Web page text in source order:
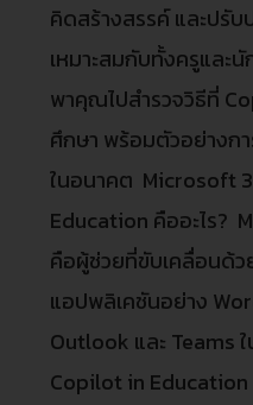
คิดสร้างสรรค์ และปรับ
เหมาะสมกับทั้งครูและนั
พาคุณไปสำรวจวิธีที่
ศึกษา พร้อมตัวอย่างก
ในอนาคต Microsoft
Education คืออะไร?
คือผู้ช่วยที่ขับเคลื่อนด้ว
แอปพลิเคชันอย่าง
Outlook และ Teams
Copilot in